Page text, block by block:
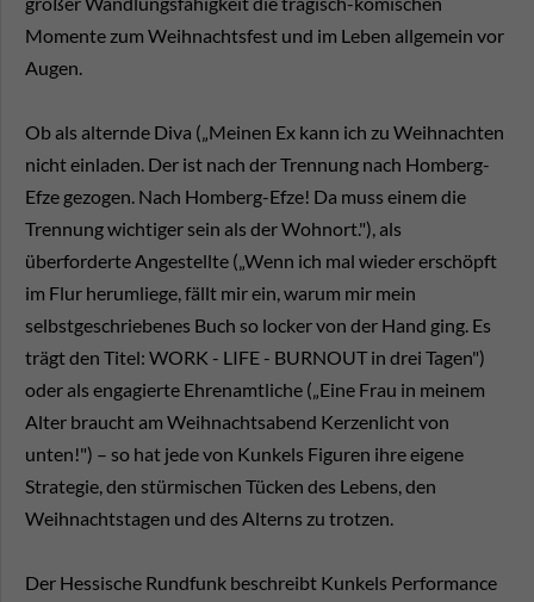
Momente zum Weihnachtsfest und im Leben allgemein vor
Augen.
Ob als alternde Diva („Meinen Ex kann ich zu Weihnachten
nicht einladen. Der ist nach der Trennung nach Homberg-
Efze gezogen. Nach Homberg-Efze! Da muss einem die
Trennung wichtiger sein als der Wohnort."), als
überforderte Angestellte („Wenn ich mal wieder erschöpft
im Flur herumliege, fällt mir ein, warum mir mein
selbstgeschriebenes Buch so locker von der Hand ging. Es
trägt den Titel: WORK - LIFE - BURNOUT in drei Tagen")
oder als engagierte Ehrenamtliche („Eine Frau in meinem
Alter braucht am Weihnachtsabend Kerzenlicht von
unten!") – so hat jede von Kunkels Figuren ihre eigene
Strategie, den stürmischen Tücken des Lebens, den
Weihnachtstagen und des Alterns zu trotzen.
Der Hessische Rundfunk beschreibt Kunkels Performance